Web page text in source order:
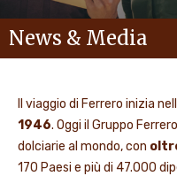
News & Media
Il viaggio di Ferrero inizia
1946. Oggi il Gruppo
dolciarie al mondo, con
170 Paesi e più di 47.000